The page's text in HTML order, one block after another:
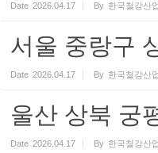
Date 2026.04.17 By 한국철강산
서울 중랑구
Date 2026.04.17 By 한국철강산
울산 상북 궁
Date 2026.04.17 By 한국철강산